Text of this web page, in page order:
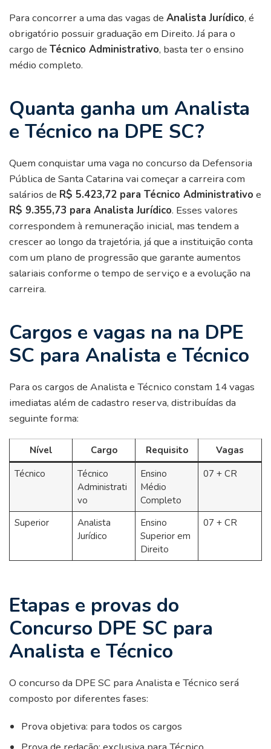
Para concorrer a uma das vagas de Analista Jurídico, é
obrigatório possuir graduação em Direito. Já para o
cargo de Técnico Administrativo, basta ter o ensino
médio completo.
Quanta ganha um Analista
e Técnico na DPE SC?
Quem conquistar uma vaga no concurso da Defensoria
Pública de Santa Catarina vai começar a carreira com
salários de R$ 5.423,72 para Técnico Administrativo e
R$ 9.355,73 para Analista Jurídico. Esses valores
correspondem à remuneração inicial, mas tendem a
crescer ao longo da trajetória, já que a instituição conta
com um plano de progressão que garante aumentos
salariais conforme o tempo de serviço e a evolução na
carreira.
Cargos e vagas na na DPE
SC para Analista e Técnico
Para os cargos de Analista e Técnico constam 14 vagas
imediatas além de cadastro reserva, distribuídas da
seguinte forma:
Nível Cargo Requisito
Vagas
Técnico
Técnico
Administrati
vo
Ensino
Médio
Completo
07 + CR
Superior
Analista
Jurídico
Ensino
Superior em
Direito
07 + CR
Etapas e provas do
Concurso DPE SC para
Analista e Técnico
O concurso da DPE SC para Analista e Técnico será
composto por diferentes fases:
Prova objetiva: para todos os cargos